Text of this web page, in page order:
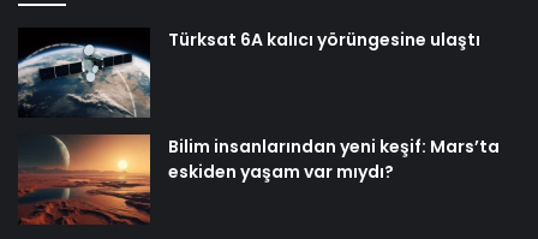
Türksat 6A kalıcı yörüngesine ulaştı
Bilim insanlarından yeni keşif: Mars’ta
eskiden yaşam var mıydı?